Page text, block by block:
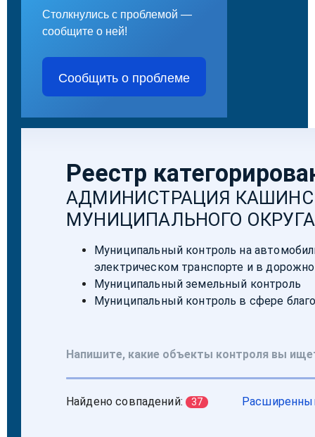
Столкнулись с проблемой —
сообщите о ней!
Сообщить о проблеме